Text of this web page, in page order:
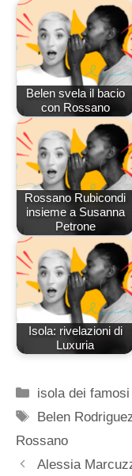
Belen svela il bacio
con Rossano
Rossano Rubicondi
insieme a Susanna
Petrone
Isola: rivelazioni di
Luxuria
Categorie
isola dei famosi
Tag
Belen
Rossano
Alessia